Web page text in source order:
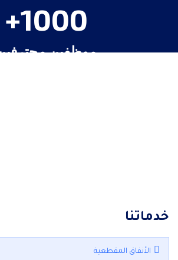
1000
موظفين
خدماتنا
الأنفاق المقطعية